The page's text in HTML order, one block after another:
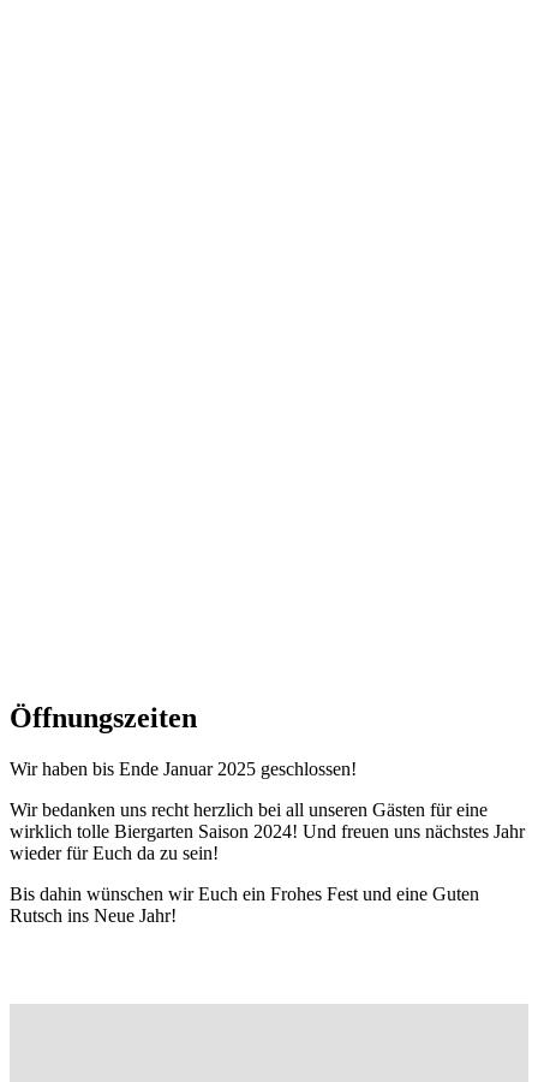
Öffnungszeiten
Wir haben bis Ende Januar 2025 geschlossen!
Wir bedanken uns recht herzlich bei all unseren Gästen für eine
wirklich tolle Biergarten Saison 2024! Und freuen uns nächstes Jahr
wieder für Euch da zu sein!
Bis dahin wünschen wir Euch ein Frohes Fest und eine Guten
Rutsch ins Neue Jahr!